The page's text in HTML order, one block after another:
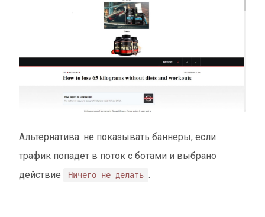
Альтернатива: не показывать баннеры, если
трафик попадет в поток с ботами и выбрано
действие
Ничего не делать .